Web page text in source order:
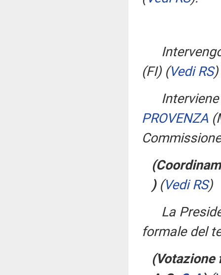
(FI) (Vedi RS)
PROVENZA
) (Vedi RS)
La
formale del
(Votazione